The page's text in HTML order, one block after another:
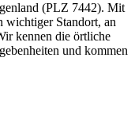
(PLZ 7442). Mit
wichtiger Standort, an
kennen die örtliche
und kommen